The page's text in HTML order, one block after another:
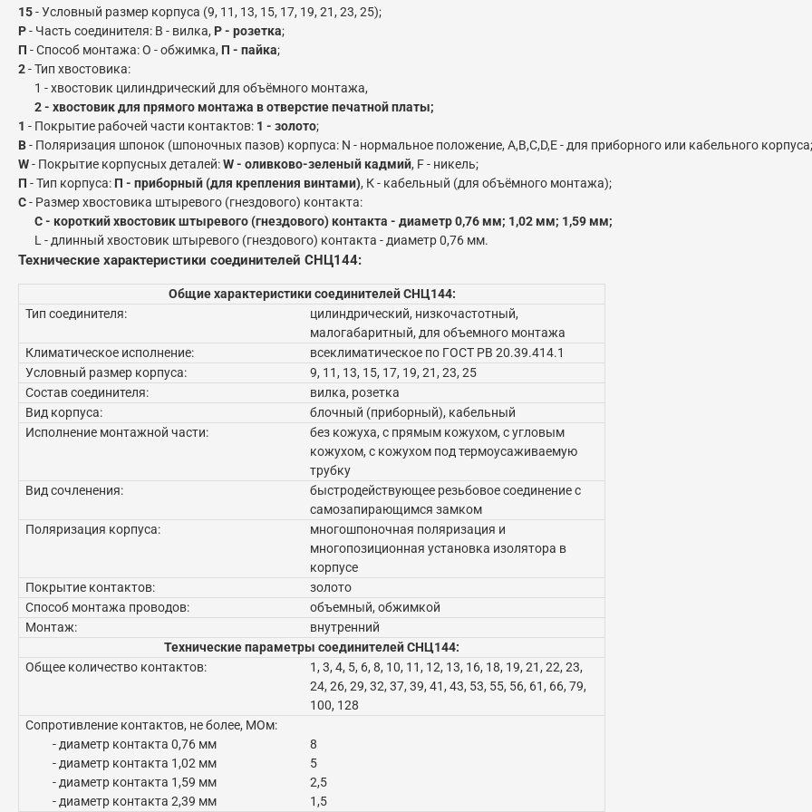
15- Условный размер корпуса (9, 11, 13, 15, 17, 19, 21, 23, 25);
Р- Часть соединителя: В - вилка, Р - розетка;
П - Способ монтажа: О - обжимка, П - пайка;
2- Тип хвостовика:
1 - хвостовик цилиндрический для объёмного монтажа,
2 - хвостовик для прямого монтажа в отверстие печатной платы;
1 - Покрытие рабочей части контактов: 1 - золото;
B- Поляризация шпонок (шпоночных пазов) корпуса: N - нормальное положение, A,B,C,D,E - для приборного или кабельного корпуса;
W- Покрытие корпусных деталей:W - оливково-зеленый кадмий, F - никель;
П - Тип корпуса: П - приборный (для крепления винтами), К - кабельный (для объёмного монтажа);
C- Размер хвостовика штыревого (гнездового) контакта:
C - короткий хвостовик штыревого (гнездового) контакта - диаметр 0,76 мм; 1,02 мм; 1,59 мм;
L - длинный хвостовик штыревого (гнездового) контакта - диаметр 0,76 мм.
Технические характеристики соединителей СНЦ144:
Общие характеристики соединителей СНЦ144:
Тип соединителя:
цилиндрический, низкочастотный,
малогабаритный, для объемного монтажа
Климатическое исполнение:
всеклиматическое по ГОСТ РВ 20.39.414.1
Условный размер корпуса:
9, 11, 13, 15, 17, 19, 21, 23, 25
Состав соединителя:
вилка, розетка
Вид корпуса:
блочный (приборный), кабельный
Исполнение монтажной части:
без кожуха, с прямым кожухом, с угловым
кожухом, с кожухом под термоусаживаемую
трубку
Вид сочленения:
быстродействующее резьбовое соединение с
самозапирающимся замком
Поляризация корпуса:
многошпоночная поляризация и
многопозиционная установка изолятора в
корпусе
Покрытие контактов:
золото
Способ монтажа проводов:
объемный, обжимкой
Монтаж:
внутренний
Технические параметры соединителей СНЦ144:
Общее количество контактов:
1, 3, 4, 5, 6, 8, 10, 11, 12, 13, 16, 18, 19, 21, 22, 23,
24, 26, 29, 32, 37, 39, 41, 43, 53, 55, 56, 61, 66, 79,
100, 128
Сопротивление контактов, не более, МОм:
- диаметр контакта 0,76 мм
- диаметр контакта 1,02 мм
- диаметр контакта 1,59 мм
- диаметр контакта 2,39 мм
8
5
2,5
1,5